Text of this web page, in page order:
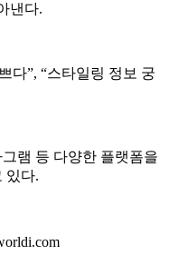
낸다.
다”, “스타일링 정보 궁
램 등 다양한 플랫폼을
있다.